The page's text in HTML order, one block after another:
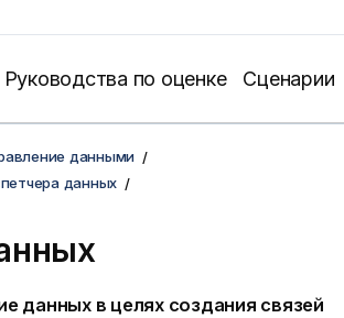
Руководства по оценке Сценарии
данными
данных
данных в целях создания связей